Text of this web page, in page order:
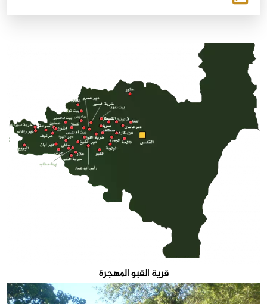
قرية القبو المهجرة